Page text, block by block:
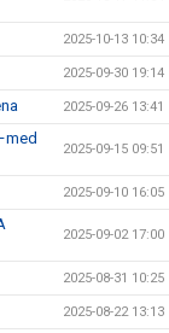
2025-10-13 10:34
2025-09-30 19:14
2025-09-26 13:41
2025-09-15 09:51
2025-09-10 16:05
2025-09-02 17:00
2025-08-31 10:25
2025-08-22 13:13